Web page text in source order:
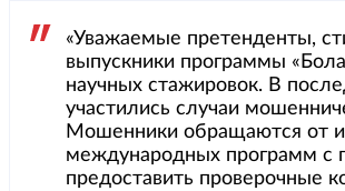
«Уважаемые претенденты,
выпускники программы
научных стажировок. В
участились случаи
Мошенники обращаются от
международных программ с
предоставить проверочные